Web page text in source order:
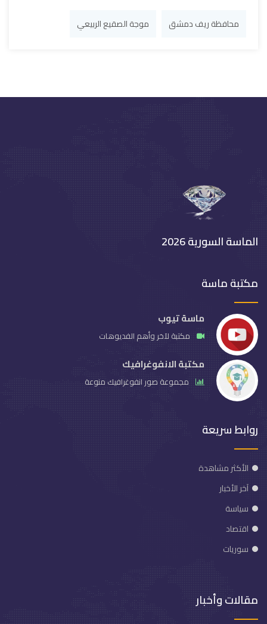
محافظة ريف دمشق موجة الصقيع الربيعي
الماسة السورية 2026
مكتبة ماسة
ماسة تيوب
مكتبة لآخر وأهم الفديوهات
مكتبة الانفوغرافيك
مجموعة صور انفوغرافيك منوعة
روابط سريعة
الأكثر مشاهدة
آخر الأخبار
سياسة
اقتصاد
سوريات
مقالات وأخبار